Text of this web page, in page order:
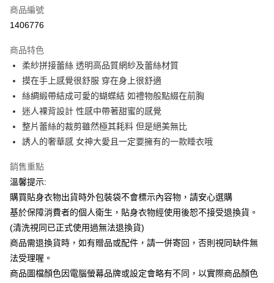
超商取貨付款
Apple Pay
街口支付
悠遊付
ATM付款
全家付款取貨
每筆NT$65，滿NT$599(含以上)免運費
7-11付款取貨
每筆NT$65，滿NT$599(含以上)免運費
宅配
每筆NT$80，滿NT$599(含以上)免運費
商品編號
1406776
商品特色
柔紗拼接蕾絲 透明高品質網紗及蕾絲材質
摸在手上感覺很舒服 穿在身上很舒適
絲綢緞帶結成可愛的蝴蝶結 如禮物般點綴在前胸
迷人裸背設計 性感中帶著甜蜜的感覺
整片蕾絲的裁剪雖然極其耗料 但是絕美無比
誘人的奢華感 女神大愛且一定要擁有的一款睡衣哦
銷售重點
溫馨提示:
購買貼身衣物出貨時外包裝袋不會標示內容物，請安心選購
基於保障消費者的個人衛生，貼身衣物經使用後恕不接受退換貨。
(清洗視同已正式使用過無法退換貨)
商品需退換貨時，如有贈品或配件，請一併寄回，否則視同缺件無
法受理喔。
商品圖檔顏色因電腦螢幕品牌或設定會略有不同，以實際商品顏色